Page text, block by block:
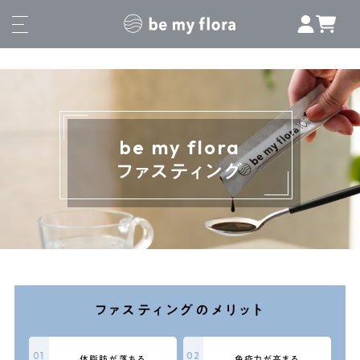
be my flora
ファスティング
ファスティングのメリット